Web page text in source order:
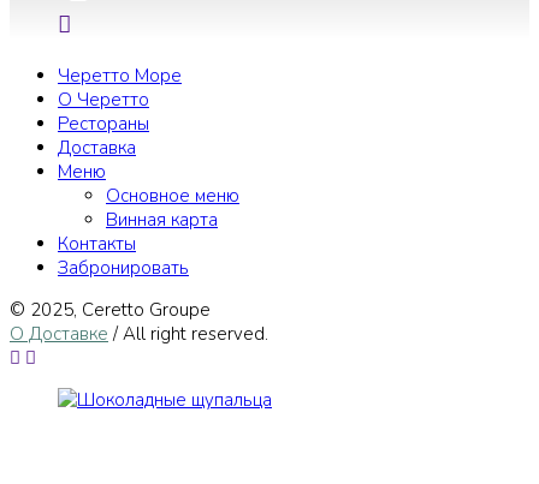
Черетто Море
О Черетто
Рестораны
Доставка
Меню
Основное меню
Винная карта
Контакты
Забронировать
© 2025, Сeretto Groupe
О Доставке / All right reserved.